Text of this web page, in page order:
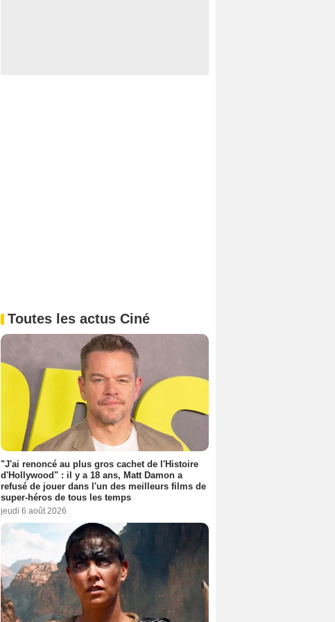
Toutes les actus Ciné
"J'ai renoncé au plus gros cachet de l'Histoire
d'Hollywood" : il y a 18 ans, Matt Damon a
refusé de jouer dans l'un des meilleurs films de
super-héros de tous les temps
jeudi 6 août 2026